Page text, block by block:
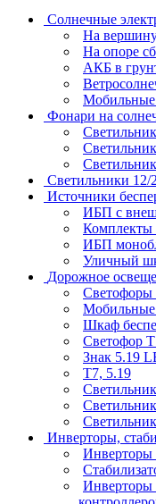
Солнечные
На
На опоре
АКБ в
Мобильные
Фонари на
Светильники 12/
Источники
ИБП с
Комплекты
ИБП
Уличный
Дорожное
Светофоры
Мобильные
Шкаф
Светофор
Знак 5.19
Т7, 5.19
Инверторы,
Инверторы
Инверторы